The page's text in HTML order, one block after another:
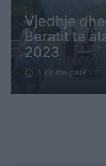
Vjedhje
Beratit te
2023
schedule 3 vit me parë